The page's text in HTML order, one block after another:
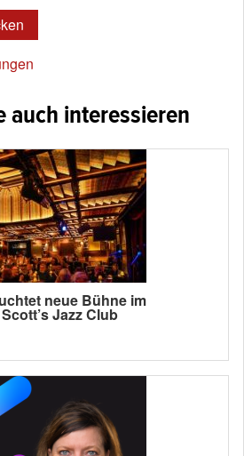
auch interessieren
neue Bühne im
Jazz Club